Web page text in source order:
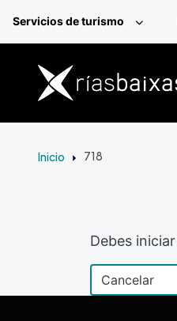
Servicios de turismo
Inicio 718
Debes